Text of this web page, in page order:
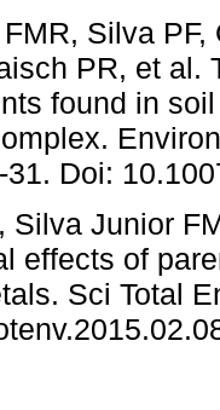
Silva
PR, et al.
found in
Doi:
Silva Junior
effects of
Sci Total